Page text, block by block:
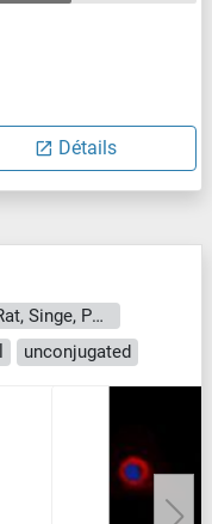
Détails
Reactivité: Humain, Souris, Rat, Singe, Poisson zèbre (Danio rerio), Chien, Poulet, Porc
unconjugated